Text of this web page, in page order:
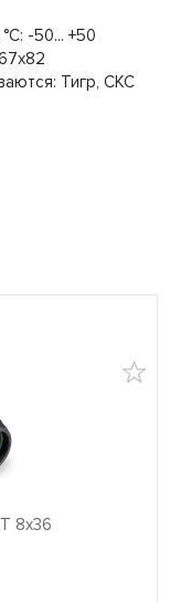
-50... +50
Тигр, СКС
8x36